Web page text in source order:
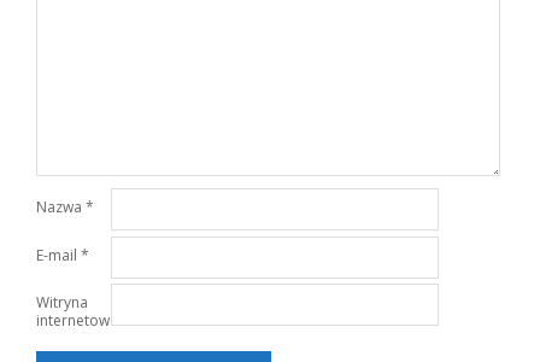
Nazwa *
E-mail *
Witryna
internetowa